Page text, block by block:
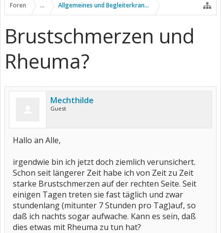
Foren ... Allgemeines und Begleiterkrankungen
Brustschmerzen und
Rheuma?
Mechthilde
Guest
Hallo an Alle,
irgendwie bin ich jetzt doch ziemlich verunsichert.
Schon seit längerer Zeit habe ich von Zeit zu Zeit
starke Brustschmerzen auf der rechten Seite. Seit
einigen Tagen treten sie fast täglich und zwar
stundenlang (mitunter 7 Stunden pro Tag)auf, so
daß ich nachts sogar aufwache. Kann es sein, daß
dies etwas mit Rheuma zu tun hat?